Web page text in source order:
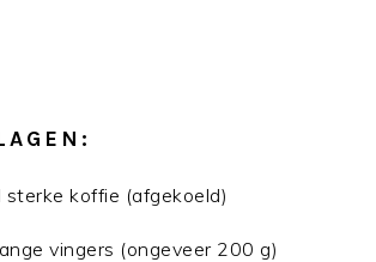
sterke koffie (afgekoeld)
vingers (ongeveer 200 g)